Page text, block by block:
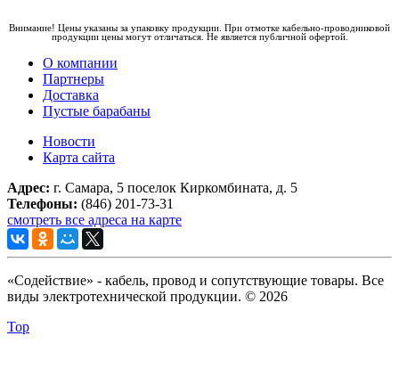
Внимание! Цены указаны за упаковку продукции. При отмотке кабельно-проводниковой
продукции цены могут отличаться. Не является публичной офертой.
О компании
Партнеры
Доставка
Пустые барабаны
Новости
Карта сайта
Адрес: г. Самара, 5 поселок Киркомбината, д. 5
Телефоны: (846) 201-73-31
смотреть все адреса на карте
«Содействие» - кабель, провод и сопутствующие товары. Все
виды электротехнической продукции. © 2026
Top